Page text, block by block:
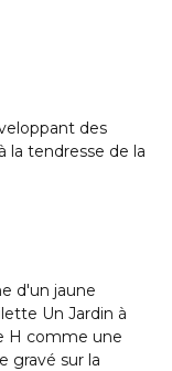
des
la tendresse de la
d'un jaune
Un Jardin à
H comme une
gravé sur la